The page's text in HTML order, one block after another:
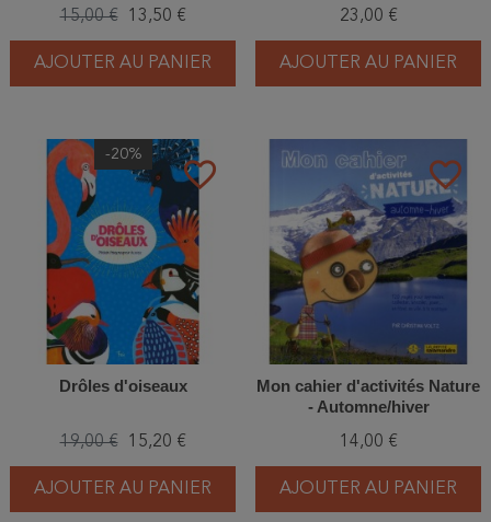
15,00 € 13,50 €
AJOUTER AU PANIER
23,00 €
AJOUTER AU PANIER
favorite_border
-20%
Drôles d'oiseaux
19,00 € 15,20 €
AJOUTER AU PANIER
favorite_border
Mon cahier d'activités Nature
- Automne/hiver
14,00 €
AJOUTER AU PANIER